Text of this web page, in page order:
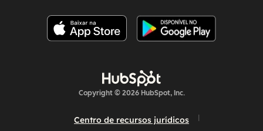
Copyright © 2026 HubSpot, Inc.
Centro de recursos jurídicos